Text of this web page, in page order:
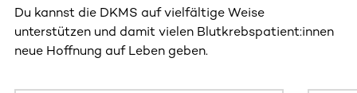
Du kannst die DKMS auf vielfältige Weise
unterstützen und damit vielen Blutkrebspatient:innen
neue Hoffnung auf Leben geben.